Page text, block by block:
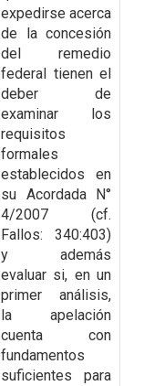
expedirse acerca
de la concesión
del remedio
federal tienen el
deber de
examinar los
requisitos
formales
establecidos en
su Acordada N°
4/2007 (cf.
Fallos: 340:403)
y además
evaluar si, en un
primer análisis,
la apelación
cuenta con
fundamentos
suficientes para